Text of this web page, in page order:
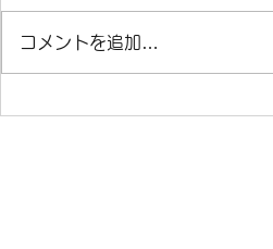
第２回教育DX実践動画コン
コメントを追加…